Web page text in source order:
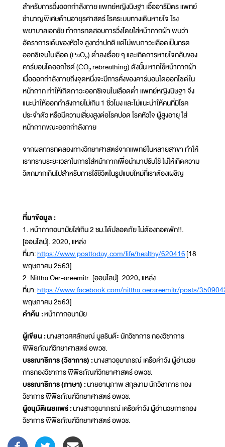
สำหรับการวิ่งออกกำลังกาย แพทย์หญิงนิษฐา เอิ้ออารีมิตร แพทย์
ชำนาญพิเศษด้านอายุรศาสตร์ โรคระบบทางเดินหายใจ โรง
พยาบาลเอกชัย ทำการทดสอบการวิ่งโดยใส่หน้ากากผ้า พบว่า
อัตราการเต้นของหัวใจ สูงกว่าปกติ แต่ไม่พบภาวะเลือดเป็นกรด
ออกซิเจนในเลือด (PaO2) ต่ำลงเรื่อย ๆ และเกิดการหายใจกลับของ
คาร์บอนไดออกไซด์ (CO2rebreathing) ดังนั้น หากใช้หน้ากากผ้า
เมื่อออกกำลังกายถึงจุดหนึ่งจะมีการคั่งของคาร์บอนไดออกไซด์ใน
หน้ากาก ทำให้เกิดภาวะออกซิเจนในเลือดต่ำ แพทย์หญิงนิษฐา จึง
แนะนำให้ออกกำลังกายไม่เกิน 1 ชั่วโมง และไม่แนะนำให้คนที่มีโรค
ประจำตัว หรือมีความเสี่ยงสูงต่อโรคปอด โรคหัวใจ ผู้สูงอายุ ใส่
หน้ากากขณะออกกำลังกาย
จากผลการทดลองทางวิทยาศาสตร์จากแพทย์ในหลายสาขา ทำให้
เราทราบระยะเวลาในการใส่หน้ากากเพื่อนำมาปรับใช้ ไม่ให้เกิดความ
วิตกมากเกินไปสำหรับการใช้ชีวิตในรูปแบบใหม่ที่เราต้องเผชิญ
ที่มาข้อมูล :
1. หน้ากากอนามัยใส่เกิน 2 ชม.ได้ปลอดภัย ไม่ต้องถอดพัก!!.
[ออนไลน์]. 2020, แหล่ง
ที่มา:https://www.posttoday.com/life/healthy/620416[18
พฤษภาคม 2563]
2. Nittha Oer-areemitr. [ออนไลน์]. 2020, แหล่ง
ที่มา:https://www.facebook.com/nittha.oerareemitr/posts/
พฤษภาคม 2563]
คำค้น :หน้ากากอนามัย
ผู้เขียน :นางสาวศศลักษณ์ มูลรินต๊ะ นักวิชาการ กองวิชาการ
พิพิธภัณฑ์วิทยาศาสตร์ อพวช.
บรรณาธิการ (วิชาการ) :นางสาวอุมาภรณ์ เครือคำวัง ผู้อำนวย
การกองวิชาการ พิพิธภัณฑ์วิทยาศาสตร์ อพวช.
บรรณาธิการ (ภาษา) :นายอานุภาพ สกุลงาม นักวิชาการ กอง
วิชาการ พิพิธภัณฑ์วิทยาศาสตร์ อพวช.
ผู้อนุมัติเผยแพร่ :นางสาวอุมาภรณ์ เครือคำวัง ผู้อำนวยการกอง
วิชาการ พิพิธภัณฑ์วิทยาศาสตร์ อพวช.